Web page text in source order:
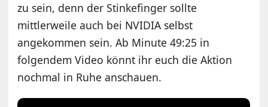
zu sein, denn der Stinkefinger sollte
mittlerweile auch bei NVIDIA selbst
angekommen sein. Ab Minute 49:25 in
folgendem Video könnt ihr euch die Aktion
nochmal in Ruhe anschauen.